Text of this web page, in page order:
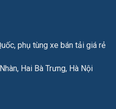
phụ tùng xe bán tải giá rẻ
Hai Bà Trưng, Hà Nội